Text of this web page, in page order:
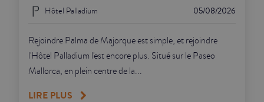
05/08/2026
Hôtel Palladium
Rejoindre Palma de Majorque est simple, et rejoindre
l'Hôtel Palladium l'est encore plus. Situé sur le Paseo
Mallorca, en plein centre de la...
LIRE PLUS